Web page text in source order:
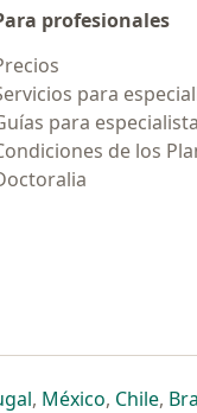
profesionales
para
para
de los
nueva pestaña
en una nueva
se abre en una
, Méxicose abre
, Chilese
,